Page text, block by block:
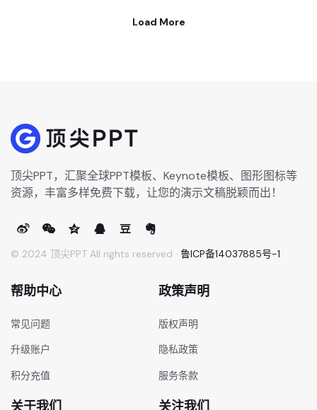
Load More
顶尖PPT，汇聚全球PPT模板、Keynote模板、图形图标等
资源，丰富多样免费下载，让您的演示文稿脱颖而出！
© 2024 顶尖PPT All rights reserved · 鲁ICP备14037885号-1
帮助中心
常见问题
升级账户
积分充值
政策声明
版权声明
隐私政策
服务条款
关于我们 关注我们